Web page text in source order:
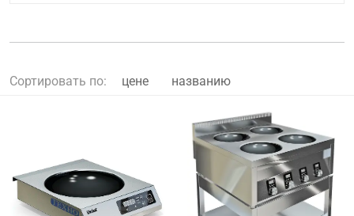
Сортировать по: цене названию